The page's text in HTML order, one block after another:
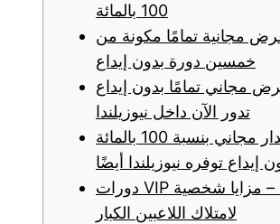
100 بالمائة
مجانية تمامًا مكونة من
خمسين دورة بدون إيداع
50 عرض مجاني تمامًا بدون إيداع
تدور الآن داخل نيوزيلندا
أحدث إصدار مجاني بنسبة 100 بالمائة
إيداع توفره نيوزيلندا أيضًا
دورات VIP مجانية تمامًا – مزايا شخصية
لامتلاك اللاعبين الكبار